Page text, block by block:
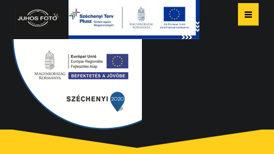
VISSZATÉRÉSHEZ KATTINTSON IDE!